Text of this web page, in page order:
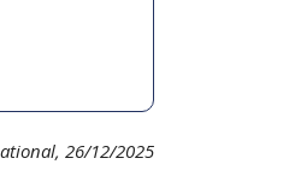
, 26/12/2025